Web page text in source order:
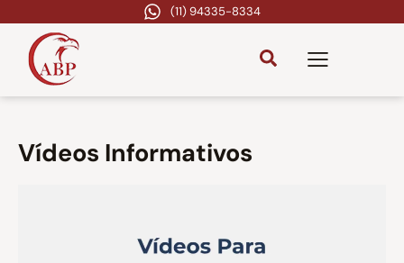
(11) 94335-8334
Vídeos Informativos